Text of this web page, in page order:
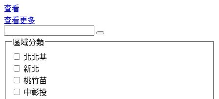
查看
查看更多
區域分類
北北基
新北
桃竹苗
中彰投